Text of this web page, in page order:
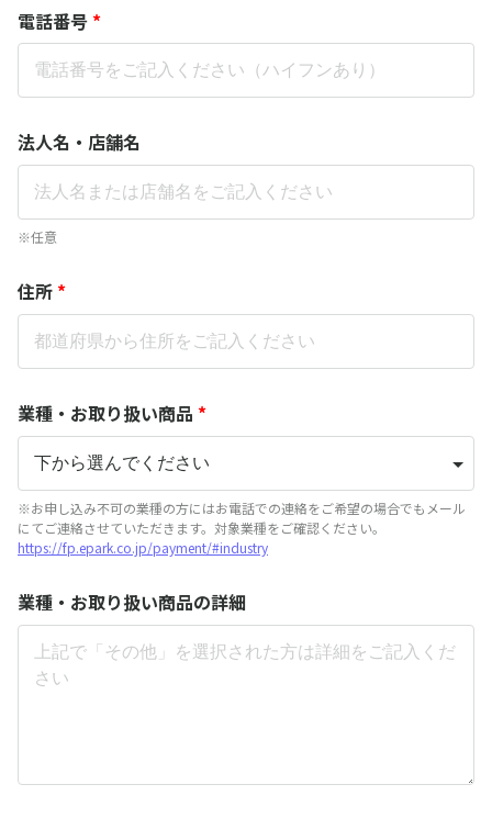
電話番号 *
法人名・店舗名
※任意
住所 *
業種・お取り扱い商品 *
※お申し込み不可の業種の方にはお電話での連絡をご希望の場合でもメール
にてご連絡させていただきます。対象業種をご確認ください。
https://fp.epark.co.jp/payment/#industry
業種・お取り扱い商品の詳細